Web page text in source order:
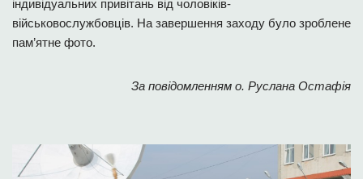
індивідуальних привітань від чоловіків-
військовослужбовців. На завершення заходу було зроблене
пам’ятне фото.
За повідомленням о. Руслана Остафія